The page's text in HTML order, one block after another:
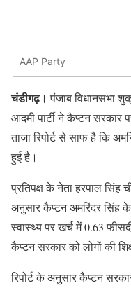
AAP Party
चंडीगढ़। पंजाब विधानसभा
आदमी पार्टी ने कैप्टन सरकार
ताजा रिपोर्ट से साफ है कि
हुई है।
प्रतिपक्ष के नेता हरपाल सिंह
अनुसार कैप्टन अमरिंदर सिंह के
स्वास्थ्य पर खर्च में 0.63
कैप्टन सरकार को लोगों की
रिपोर्ट के अनुसार कैप्टन